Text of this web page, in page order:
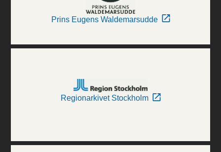
Prins Eugens Waldemarsudde
Regionarkivet Stockholm